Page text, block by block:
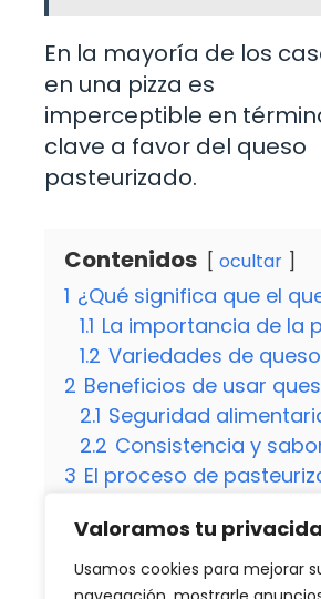
Valoramos tu
Usamos cookies para mejorar
En la mayoría de los
en una pizza es
imperceptible en
clave a favor del queso
pasteurizado.
Contenidos ocultar
1 ¿Qué significa que el
1.1 La importancia de la
1.2 Variedades de
2 Beneficios de usar
2.1 Seguridad
2.2 Consistencia y
3 El proceso de
3.1.1 Temperaturas y
3.2 ¿El queso